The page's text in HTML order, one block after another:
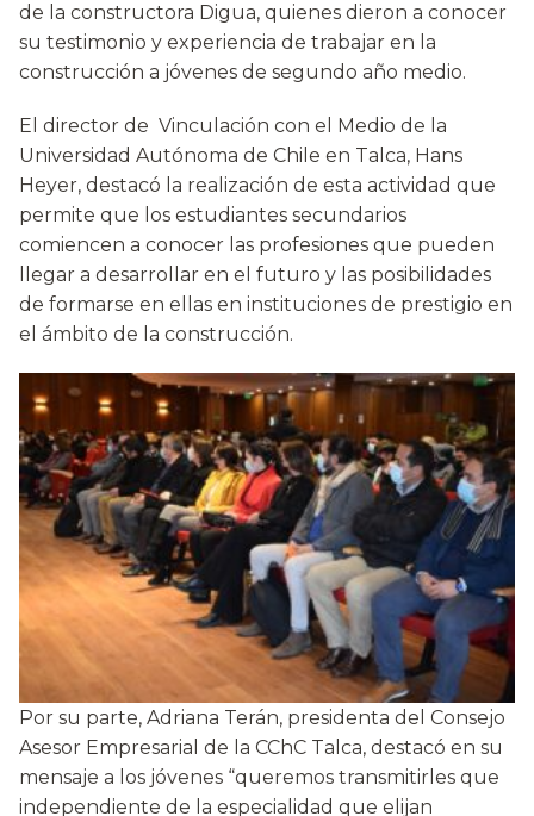
de la constructora Digua, quienes dieron a conocer
su testimonio y experiencia de trabajar en la
construcción a jóvenes de segundo año medio.
El director de Vinculación con el Medio de la
Universidad Autónoma de Chile en Talca, Hans
Heyer, destacó la realización de esta actividad que
permite que los estudiantes secundarios
comiencen a conocer las profesiones que pueden
llegar a desarrollar en el futuro y las posibilidades
de formarse en ellas en instituciones de prestigio en
el ámbito de la construcción.
Por su parte, Adriana Terán, presidenta del Consejo
Asesor Empresarial de la CChC Talca, destacó en su
mensaje a los jóvenes “queremos transmitirles que
independiente de la especialidad que elijan